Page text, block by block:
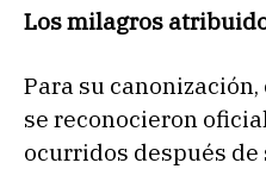
Los milagros
Para su
se reconocieron
ocurridos después